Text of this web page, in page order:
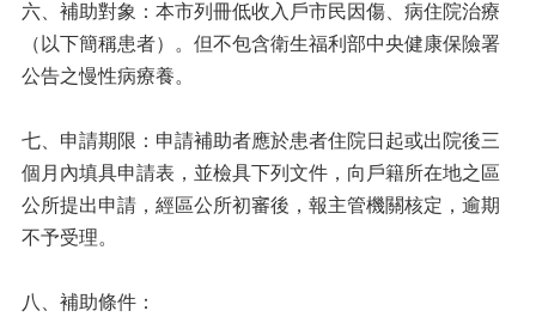
六、補助對象：本市列冊低收入戶市民因傷、病住院治療
（以下簡稱患者）。但不包含衛生福利部中央健康保險署
公告之慢性病療養。
七、申請期限：申請補助者應於患者住院日起或出院後三
個月內填具申請表，並檢具下列文件，向戶籍所在地之區
公所提出申請，經區公所初審後，報主管機關核定，逾期
不予受理。
八、補助條件：